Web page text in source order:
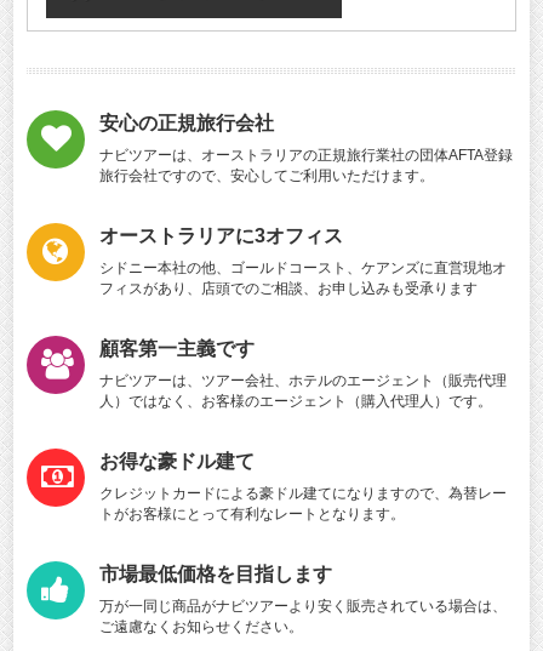
安心の正規旅行会社
ナビツアーは、オーストラリアの正規旅行業社の団体AFTA登録
旅行会社ですので、安心してご利用いただけます。
オーストラリアに3オフィス
シドニー本社の他、ゴールドコースト、ケアンズに直営現地オ
フィスがあり、店頭でのご相談、お申し込みも受承ります
顧客第一主義です
ナビツアーは、ツアー会社、ホテルのエージェント（販売代理
人）ではなく、お客様のエージェント（購入代理人）です。
お得な豪ドル建て
クレジットカードによる豪ドル建てになりますので、為替レー
トがお客様にとって有利なレートとなります。
市場最低価格を目指します
万が一同じ商品がナビツアーより安く販売されている場合は、
ご遠慮なくお知らせください。